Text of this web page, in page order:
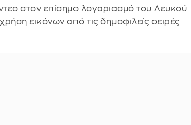
στον επίσημο λογαριασμό του Λευκού
εικόνων από τις δημοφιλείς σειρές